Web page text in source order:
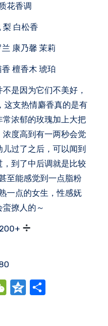
质花香调
梨 白松香
康乃馨 茉莉
檀香木 琥珀
是因为它们不美好，
支热情麝香真的是有
浓郁的玫瑰加上大把
度高到有一两秒会觉
过了之后，可以闻到
到了中后调就是比较
至能感觉到一点脂粉
一点的女生，性感妩
撩人的～
200+
WeChat
Qzone